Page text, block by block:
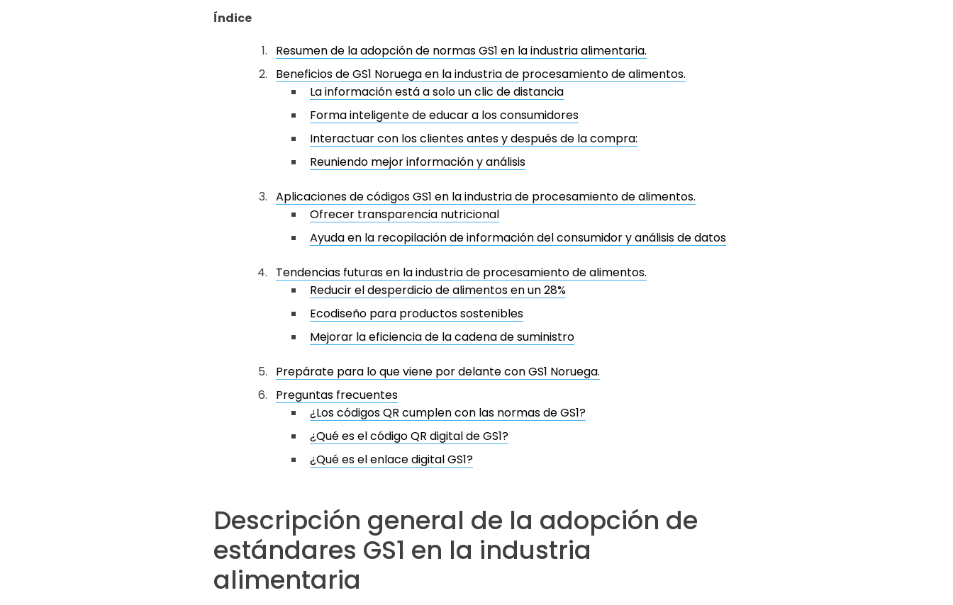
Índice
Resumen de la adopción de normas GS1 en la industria alimentaria.
Beneficios de GS1 Noruega en la industria de procesamiento de alimentos.
La información está a solo un clic de distancia
Forma inteligente de educar a los consumidores
Interactuar con los clientes antes y después de la compra:
Reuniendo mejor información y análisis
Aplicaciones de códigos GS1 en la industria de procesamiento de alimentos.
Ofrecer transparencia nutricional
Ayuda en la recopilación de información del consumidor y análisis de datos
Tendencias futuras en la industria de procesamiento de alimentos.
Reducir el desperdicio de alimentos en un 28%
Ecodiseño para productos sostenibles
Mejorar la eficiencia de la cadena de suministro
Prepárate para lo que viene por delante con GS1 Noruega.
Preguntas frecuentes
¿Los códigos QR cumplen con las normas de GS1?
¿Qué es el código QR digital de GS1?
¿Qué es el enlace digital GS1?
Descripción general de la adopción de
estándares GS1 en la industria
alimentaria